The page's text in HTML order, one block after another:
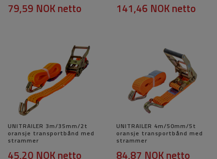
79,59 NOKnetto 141,46 NOKnetto
UNITRAILER 3m/35mm/2t
oransje transportbånd med
strammer
45,20 NOKnetto
UNITRAILER 4m/50mm/5t
oransje transportbånd med
strammer
84,87 NOKnetto